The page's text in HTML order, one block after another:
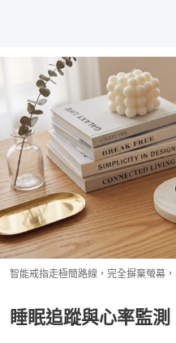
智能戒指走極簡路線，完全摒棄螢幕
睡眠追蹤與心率監